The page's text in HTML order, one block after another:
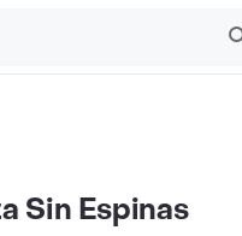
Sin Espinas